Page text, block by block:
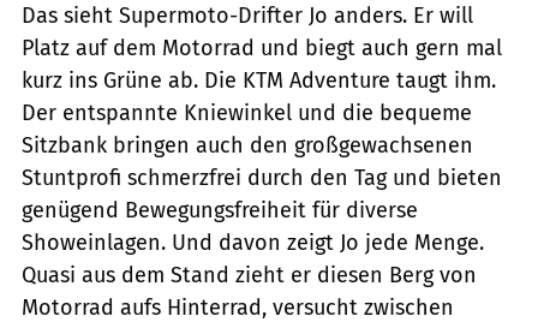
Das sieht Supermoto-Drifter Jo anders. Er will
Platz auf dem Motorrad und biegt auch gern mal
kurz ins Grüne ab. Die KTM Adventure taugt ihm.
Der entspannte Kniewinkel und die bequeme
Sitzbank bringen auch den großgewachsenen
Stuntprofi schmerzfrei durch den Tag und bieten
genügend Bewegungsfreiheit für diverse
Showeinlagen. Und davon zeigt Jo jede Menge.
Quasi aus dem Stand zieht er diesen Berg von
Motorrad aufs Hinterrad, versucht zwischen